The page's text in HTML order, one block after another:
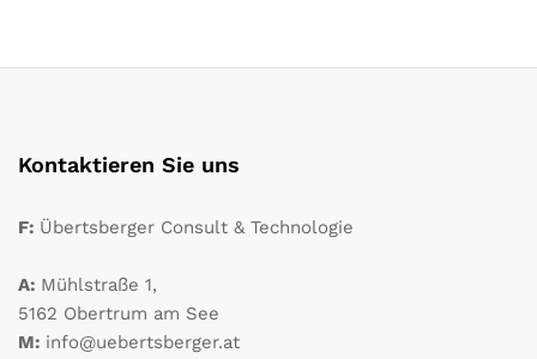
Kontaktieren Sie uns
F: Übertsberger Consult & Technologie
A: Mühlstraße 1,
5162 Obertrum am See
M: info@uebertsberger.at